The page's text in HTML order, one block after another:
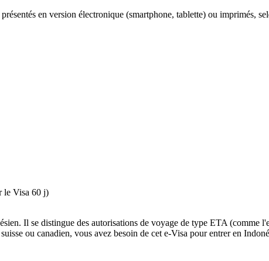
en version électronique (smartphone, tablette) ou imprimés,
le Visa 60 j)
Il se distingue des autorisations de voyage de type ETA (comme
ou canadien, vous avez besoin de cet e-Visa pour entrer en